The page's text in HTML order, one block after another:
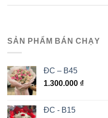
SẢN PHẨM BÁN CHẠY
ĐC – B45
1.300.000 ₫
ĐC - B15